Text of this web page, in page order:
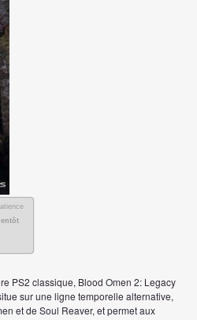
PS2 classique, Blood Omen 2: Legacy
sur une ligne temporelle alternative,
et de Soul Reaver, et permet aux